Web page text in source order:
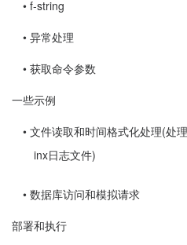
• f-string
• 异常处理
• 获取命令参数
一些示例
• 文件读取和时间格式化处理(处
inx日志文件)
• 数据库访问和模拟请求
部署和执行